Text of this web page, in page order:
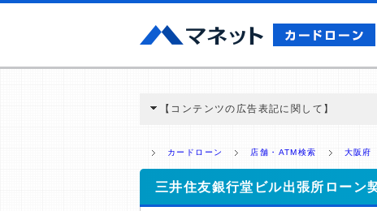
【コンテンツの広告表記に関して】
ミ収集などに基づき、公平性を担保した情報
>提携企業一覧
カードローン 店舗・ATM検索 大阪府
三井住友銀行堂ビル出張所ローン